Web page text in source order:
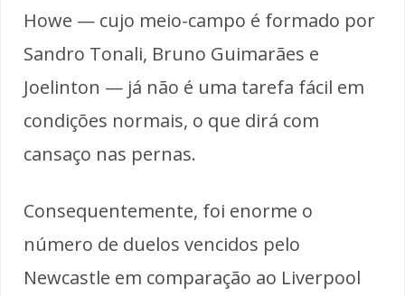
Howe — cujo meio-campo é formado por
Sandro Tonali, Bruno Guimarães e
Joelinton — já não é uma tarefa fácil em
condições normais, o que dirá com
cansaço nas pernas.
Consequentemente, foi enorme o
número de duelos vencidos pelo
Newcastle em comparação ao Liverpool